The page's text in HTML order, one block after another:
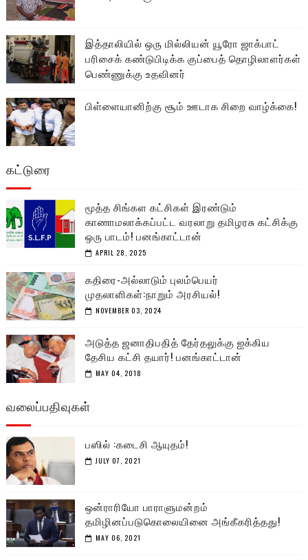
இத்தாலியில் ஒரு மில்லியன் யூரோ ஜாக்பாட்
பரிசைக் கண்டுபிடிக்க குப்பைத் தொழிலாளர்கள்
பெண்ணுக்கு உதவினர்
பிள்ளையானிற்கு சூம் ஊடாக சிறை வாழ்க்கை!
கட்டுரை
மூத்த சிங்கள கட்சிகள் இரண்டும்
காணாமலாக்கப்பட்ட வரலாறு தமிழரசு கட்சிக்கு
ஒரு பாடம்! பனங்காட்டான்
APRIL 28, 2025
கதிரை-அல்லாடும் புலம்பெயர்
முதலாளிகள்:நாறும் அரசியல்!
NOVEMBER 03, 2024
அடுத்த ஜனாதிபதித் தேர்தலுக்கு ஐக்கிய
தேசிய கட்சி தயார்! பனங்காட்டான்
MAY 04, 2018
வலைப்பதிவுகள்
பஸில் :கடைசி ஆயுதம்!
JULY 07, 2021
ஒன்ராரியோ பாராளுமன்றம்
தமிழினப்படுகொலையினை அங்கீகரித்தது!
MAY 06, 2021